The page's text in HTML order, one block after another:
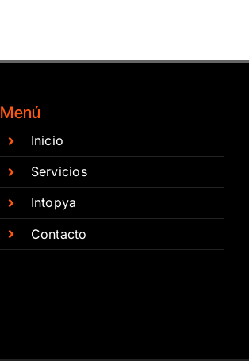
Menú
Inicio
Servicios
Intopya
Contacto